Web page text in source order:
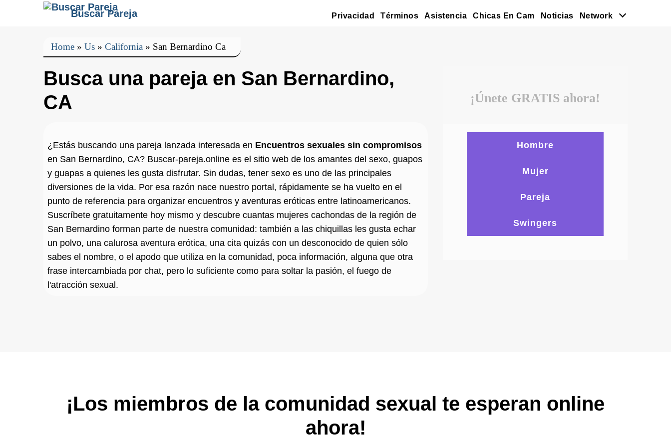
Buscar Pareja Privacidad Términos Asistencia Chicas En Cam Noticias Network
Home » Us » California » San Bernardino Ca
Busca una pareja en San Bernardino,
CA
¿Estás buscando una pareja lanzada interesada en Encuentros sexuales sin compromisos
en San Bernardino, CA? Buscar-pareja.online es el sitio web de los amantes del sexo, guapos
y guapas a quienes les gusta disfrutar. Sin dudas, tener sexo es uno de las principales
diversiones de la vida. Por esa razón nace nuestro portal, rápidamente se ha vuelto en el
punto de referencia para organizar encuentros y aventuras eróticas entre latinoamericanos.
Suscríbete gratuitamente hoy mismo y descubre cuantas mujeres cachondas de la región de
San Bernardino forman parte de nuestra comunidad: también a las chiquillas les gusta echar
un polvo, una calurosa aventura erótica, una cita quizás con un desconocido de quien sólo
sabes el nombre, o el apodo que utiliza en la comunidad, poca información, alguna que otra
frase intercambiada por chat, pero lo suficiente como para soltar la pasión, el fuego de
l'atracción sexual.
¡Únete GRATIS ahora!
Hombre
Mujer
Pareja
Swingers
¡Los miembros de la comunidad sexual te esperan online
ahora!